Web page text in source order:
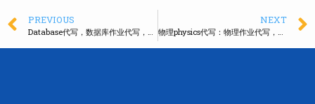
PREVIOUS
Database代写，数据库作业代写，Oracle/DB2/MySQL/SQL Server/Sybase
NEXT
物理physics代写：物理作业代写，物理代考，90%+出分